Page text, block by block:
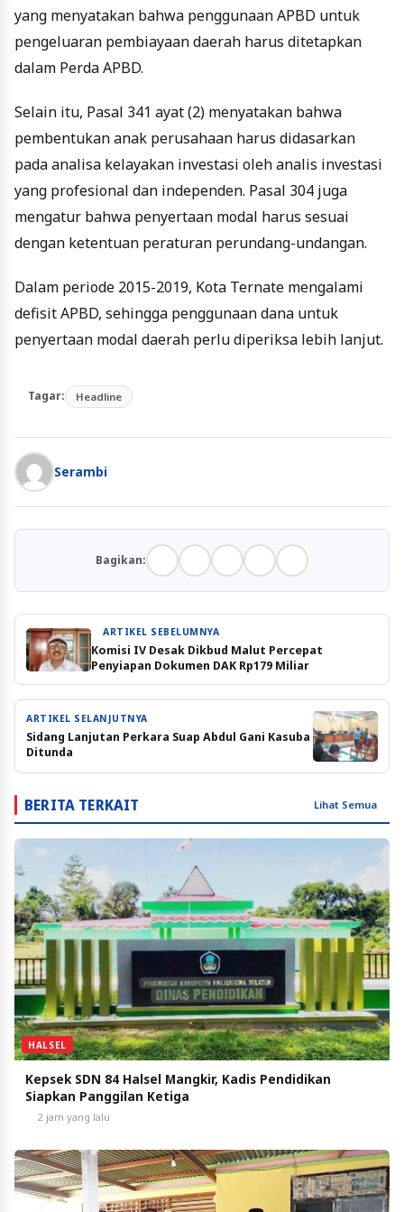
yang menyatakan bahwa penggunaan APBD untuk
pengeluaran pembiayaan daerah harus ditetapkan
dalam Perda APBD.
Selain itu, Pasal 341 ayat (2) menyatakan bahwa
pembentukan anak perusahaan harus didasarkan
pada analisa kelayakan investasi oleh analis investasi
yang profesional dan independen. Pasal 304 juga
mengatur bahwa penyertaan modal harus sesuai
dengan ketentuan peraturan perundang-undangan.
Dalam periode 2015-2019, Kota Ternate mengalami
defisit APBD, sehingga penggunaan dana untuk
penyertaan modal daerah perlu diperiksa lebih lanjut.
Tagar: Headline
Serambi
Bagikan:
ARTIKEL SEBELUMNYA
Komisi IV Desak Dikbud Malut Percepat
Penyiapan Dokumen DAK Rp179 Miliar
ARTIKEL SELANJUTNYA
Sidang Lanjutan Perkara Suap Abdul Gani Kasuba
Ditunda
BERITA TERKAIT Lihat Semua
HALSEL
Kepsek SDN 84 Halsel Mangkir, Kadis Pendidikan
Siapkan Panggilan Ketiga
2 jam yang lalu